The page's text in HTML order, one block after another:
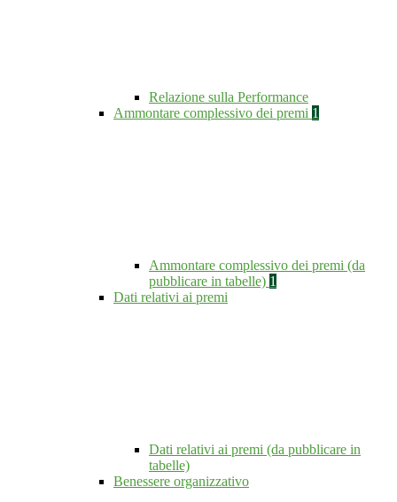
Relazione sulla Performance
Ammontare complessivo dei premi 1
Ammontare complessivo dei premi (da
pubblicare in tabelle) 1
Dati relativi ai premi
Dati relativi ai premi (da pubblicare in
tabelle)
Benessere organizzativo